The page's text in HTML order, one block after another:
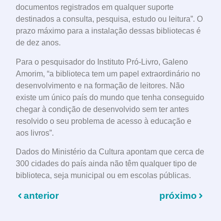
documentos registrados em qualquer suporte
destinados a consulta, pesquisa, estudo ou leitura”. O
prazo máximo para a instalação dessas bibliotecas é
de dez anos.
Para o pesquisador do Instituto Pró-Livro, Galeno
Amorim, “a biblioteca tem um papel extraordinário no
desenvolvimento e na formação de leitores. Não
existe um único país do mundo que tenha conseguido
chegar à condição de desenvolvido sem ter antes
resolvido o seu problema de acesso à educação e
aos livros”.
Dados do Ministério da Cultura apontam que cerca de
300 cidades do país ainda não têm qualquer tipo de
biblioteca, seja municipal ou em escolas públicas.
anterior próximo